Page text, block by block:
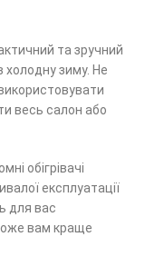
та зручний
холодну зиму. Не
весь салон або
обігрівачі
експлуатації
для вас
вам краще